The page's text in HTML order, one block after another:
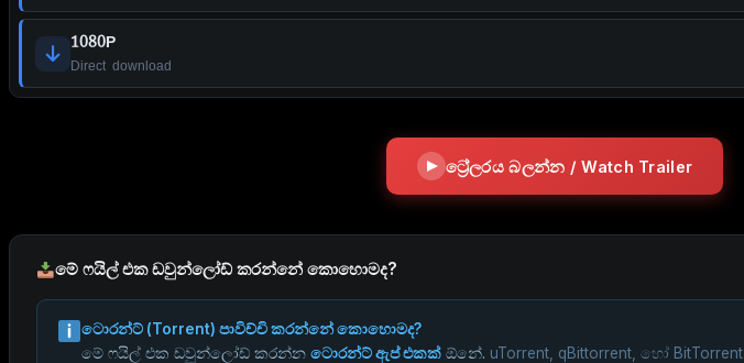
1080P
Direct download
ට්‍රේලරය බලන්න / Watch Trailer
මේ ෆයිල් එක ඩවුන්ලෝඩ් කරන්නේ කොහොමද?
ටොරන්ට් (Torrent) පාවිච්චි කරන්නේ කොහොමද?
මේ ෆයිල් එක ඩවුන්ලෝඩ් කරන්නටොරන්ට් ඇප් එකක් ඕනේ. uTorrent, qBittorrent, හෝ BitTorrent